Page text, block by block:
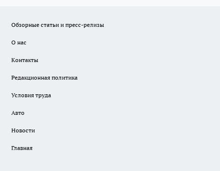
Обзорные статьи и пресс-релизы
О нас
Контакты
Редакционная политика
Условия труда
Авто
Новости
Главная